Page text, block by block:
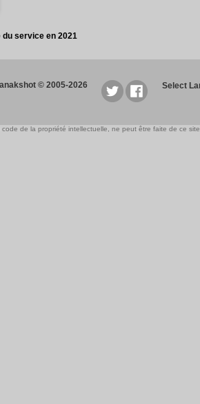
du service en 2021
© 2005-2026 Select
de la propriété intellectuelle, ne peut être faite de ce